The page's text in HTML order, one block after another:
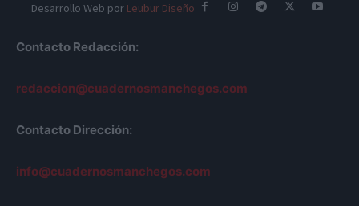
Desarrollo Web por Leubur Diseño
Contacto Redacción:
redaccion@cuadernosmanchegos.com
Contacto Dirección:
info@cuadernosmanchegos.com